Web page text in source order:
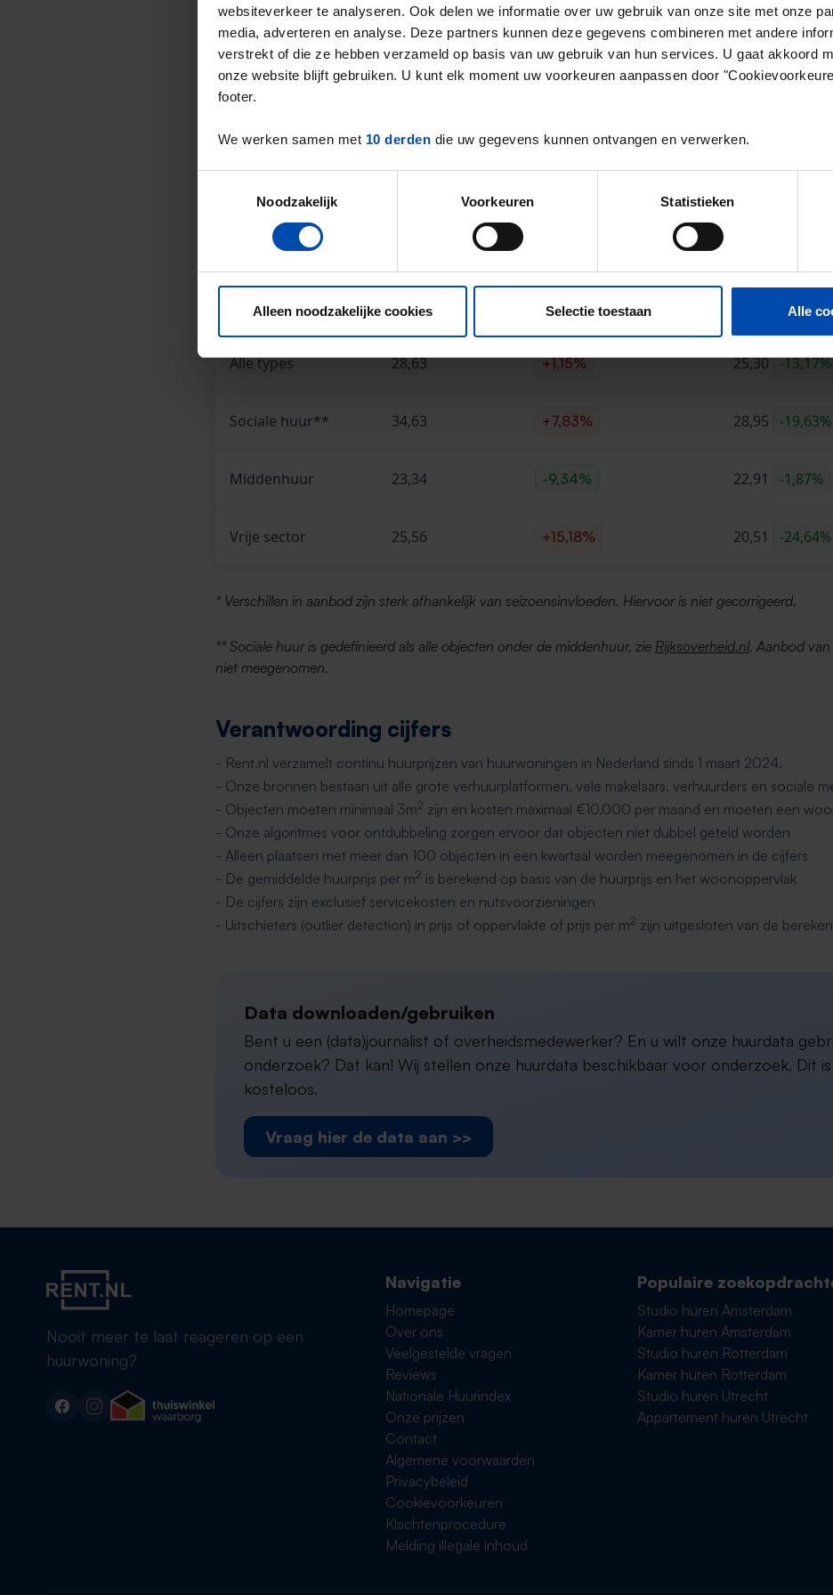
websiteverkeer te analyseren. Ook delen we informatie over uw gebruik van onze site met onze
media, adverteren en analyse. Deze partners kunnen deze gegevens combineren met andere
verstrekt of die ze hebben verzameld op basis van uw gebruik van hun services. U gaat akkoord
onze website blijft gebruiken. U kunt elk moment uw voorkeuren aanpassen door
footer.
We werken samen met 10 derden die uw gegevens kunnen ontvangen en verwerken.
Noodzakelijk
Voorkeuren Statistieken
Alleen noodzakelijke cookies Selectie toestaan Alle
Het landelijke gemiddelde in de vrije sector ligt op€20,51 per m .
De gemiddelde huurprijs in de vrije sector in Nijmegen ligt dus24,64% boven het
gemiddelde.
Dit is eenaanbodstijging van 85%* in de vrije sector ten opzichte van het vorige
* Verschillen in aanbod in de vrije sector zijn sterk afhankelijk van seizoensinvloeden. Hiervoor is
Overzicht huurprijzen & aanbod in Nijmegen (Q2-
Type huuraanbod Nijmegen €/m2 Verschil vorig kwartaal Landelijk €/m2
Alle types 28,63 +1,15% 25,30 -13,17%
Sociale huur** 34,63 +7,83% 28,95 -19,63%
Middenhuur 23,34 -9,34% 22,91 -1,87%
Vrije sector 25,56 +15,18% 20,51 -24,64%
* Verschillen in aanbod zijn sterk afhankelijk van seizoensinvloeden. Hiervoor is niet gecorrigeerd.
** Sociale huur is gedefinieerd als alle objecten onder de middenhuur, zie Rijksoverheid.nl. Aanbod
niet meegenomen.
Verantwoording cijfers
- Rent.nl verzamelt continu huurprijzen van huurwoningen in Nederland sinds 1 maart 2024.
- Onze bronnen bestaan uit alle grote verhuurplatformen, vele makelaars, verhuurders en sociale
- Objecten moeten minimaal 3m2 zijn en kosten maximaal €10.000 per maand en moeten een
- Onze algoritmes voor ontdubbeling zorgen ervoor dat objecten niet dubbel geteld worden
- Alleen plaatsen met meer dan 100 objecten in een kwartaal worden meegenomen in de cijfers
- De gemiddelde huurprijs per m2 is berekend op basis van de huurprijs en het woonoppervlak
- De cijfers zijn exclusief servicekosten en nutsvoorzieningen
- Uitschieters (outlier detection) in prijs of oppervlakte of prijs per m2 zijn uitgesloten van de
Data downloaden/gebruiken
Bent u een (data)journalist of overheidsmedewerker? En u wilt onze huurdata
onderzoek? Dat kan! Wij stellen onze huurdata beschikbaar voor onderzoek. Dit
kosteloos.
Vraag hier de data aan >>
Nooit meer te laat reageren op een
huurwoning?
Navigatie
Homepage
Over ons
Veelgestelde vragen
Reviews
Nationale Huurindex
Onze prijzen
Contact
Algemene voorwaarden
Privacybeleid
Cookievoorkeuren
Klachtenprocedure
Melding illegale inhoud
Populaire
Studio huren Amsterdam
Kamer huren Amsterdam
Studio huren Rotterdam
Kamer huren Rotterdam
Studio huren Utrecht
Appartement huren Utrecht